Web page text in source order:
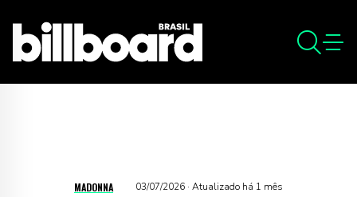
MADONNA 03/07/2026 · Atualizado há 1 mês